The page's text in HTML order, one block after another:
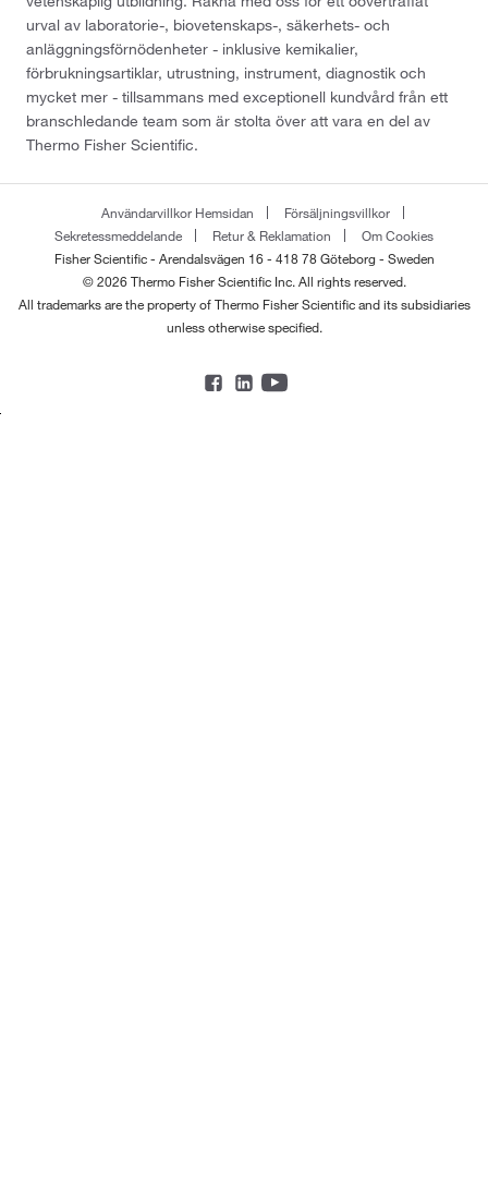
urval av laboratorie-, biovetenskaps-, säkerhets- och
anläggningsförnödenheter - inklusive kemikalier,
förbrukningsartiklar, utrustning, instrument, diagnostik och
mycket mer - tillsammans med exceptionell kundvård från ett
branschledande team som är stolta över att vara en del av
Thermo Fisher Scientific.
Användarvillkor Hemsidan
Försäljningsvillkor
Sekretessmeddelande
Retur & Reklamation
Om Cookies
Fisher Scientific - Arendalsvägen 16 - 418 78 Göteborg - Sweden
© 2026 Thermo Fisher Scientific Inc. All rights reserved.
All trademarks are the property of Thermo Fisher Scientific and its subsidiaries
unless otherwise specified.